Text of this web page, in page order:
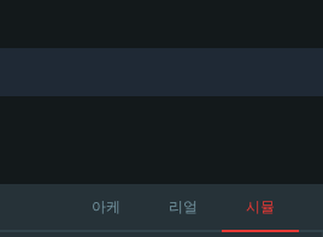
아케 리얼 시뮬